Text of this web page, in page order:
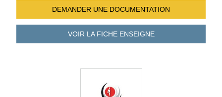
DEMANDER UNE DOCUMENTATION
VOIR LA FICHEENSEIGNE